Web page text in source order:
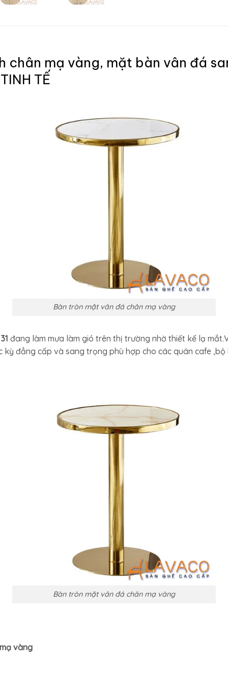
chân mạ vàng, mặt bàn vân đá
TẾ
Bàn tròn mặt vân đá chân mạ vàng
đang làm mưa làm gió trên thị trường nhờ thiết kế lạ
kỳ đẳng cấp và sang trọng phù hợp cho các quán cafe
Bàn tròn mặt vân đá chân mạ vàng
vàng